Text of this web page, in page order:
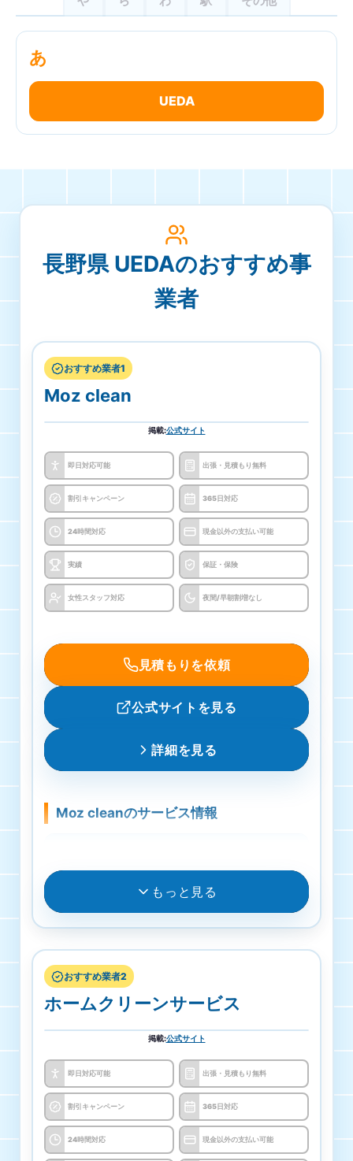
あ
UEDA
長野県 UEDAのおすすめ事
業者
おすすめ業者1
Moz clean
掲載:公式サイト
即日対応可能 出張・見積もり無料
割引キャンペーン 365日対応
24時間対応 現金以外の支払い可能
実績 保証・保険
女性スタッフ対応 夜間/早朝割増なし
見積もりを依頼
公式サイトを見る
詳細を見る
Moz cleanのサービス情報
作業料金8,000円から
月曜日・火曜日・水曜日・木曜日・金曜日・土曜
日・日曜日 9時00分～18時00分
対応エリア
エアコンクリーニング
8000円
Moz cleanの基本情報
もっと見る
おすすめ業者2
ホームクリーンサービス
掲載:公式サイト
即日対応可能 出張・見積もり無料
割引キャンペーン 365日対応
24時間対応 現金以外の支払い可能